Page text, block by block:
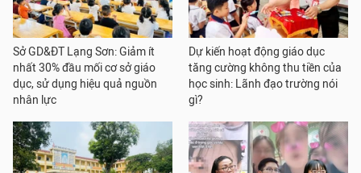
Sở GD&ĐT Lạng Sơn: Giảm ít
nhất 30% đầu mối cơ sở giáo
dục, sử dụng hiệu quả nguồn
nhân lực
Dự kiến hoạt động giáo dục
tăng cường không thu tiền của
học sinh: Lãnh đạo trường nói
gì?